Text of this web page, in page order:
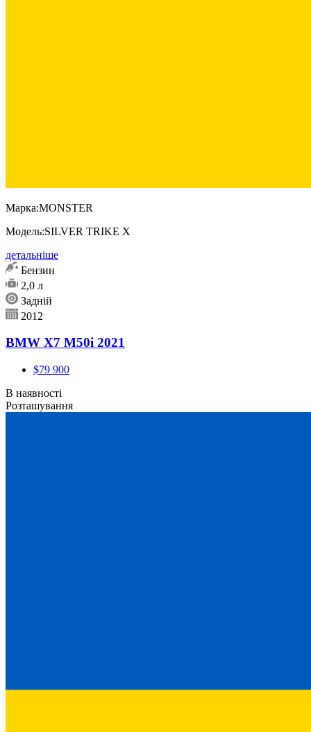
Марка:MONSTER
Модель:SILVER TRIKE X
детальніше
Бензин
2,0 л
Задній
2012
BMW X7 M50i 2021
$79 900
В наявності
Розташування